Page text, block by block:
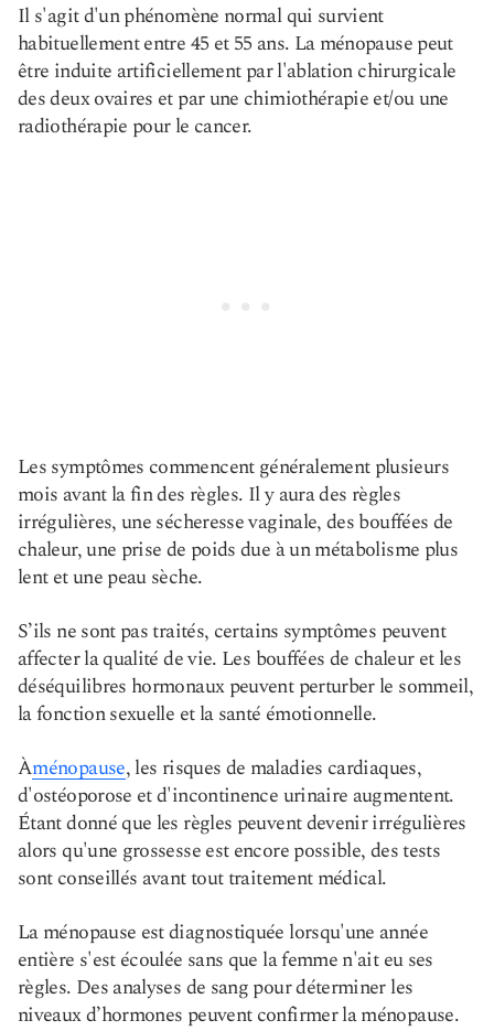
Il s'agit d'un phénomène normal qui survient
habituellement entre 45 et 55 ans. La ménopause peut
être induite artificiellement par l'ablation chirurgicale
des deux ovaires et par une chimiothérapie et/ou une
radiothérapie pour le cancer.
Les symptômes commencent généralement plusieurs
mois avant la fin des règles. Il y aura des règles
irrégulières, une sécheresse vaginale, des bouffées de
chaleur, une prise de poids due à un métabolisme plus
lent et une peau sèche.
S’ils ne sont pas traités, certains symptômes peuvent
affecter la qualité de vie. Les bouffées de chaleur et les
déséquilibres hormonaux peuvent perturber le sommeil,
la fonction sexuelle et la santé émotionnelle.
Àménopause, les risques de maladies cardiaques,
d'ostéoporose et d'incontinence urinaire augmentent.
Étant donné que les règles peuvent devenir irrégulières
alors qu'une grossesse est encore possible, des tests
sont conseillés avant tout traitement médical.
La ménopause est diagnostiquée lorsqu'une année
entière s'est écoulée sans que la femme n'ait eu ses
règles. Des analyses de sang pour déterminer les
niveaux d’hormones peuvent confirmer la ménopause.